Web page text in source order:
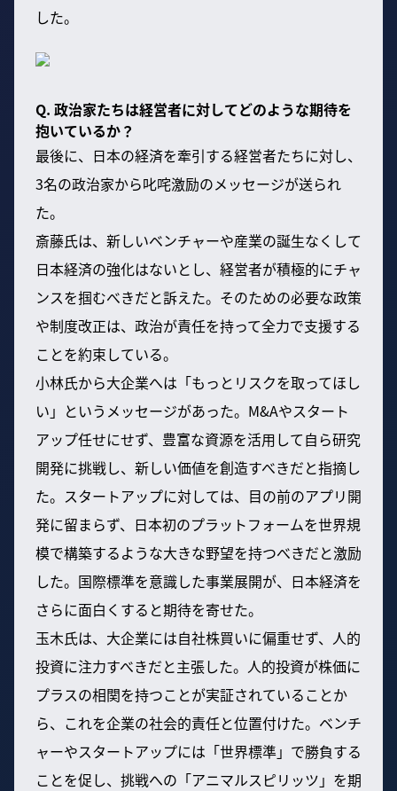
した。
Q. 政治家たちは経営者に対してどのような期待を
抱いているか？
最後に、日本の経済を牽引する経営者たちに対し、
3名の政治家から叱咤激励のメッセージが送られ
た。
斎藤氏は、新しいベンチャーや産業の誕生なくして
日本経済の強化はないとし、経営者が積極的にチャ
ンスを掴むべきだと訴えた。そのための必要な政策
や制度改正は、政治が責任を持って全力で支援する
ことを約束している。
小林氏から大企業へは「もっとリスクを取ってほし
い」というメッセージがあった。M&Aやスタート
アップ任せにせず、豊富な資源を活用して自ら研究
開発に挑戦し、新しい価値を創造すべきだと指摘し
た。スタートアップに対しては、目の前のアプリ開
発に留まらず、日本初のプラットフォームを世界規
模で構築するような大きな野望を持つべきだと激励
した。国際標準を意識した事業展開が、日本経済を
さらに面白くすると期待を寄せた。
玉木氏は、大企業には自社株買いに偏重せず、人的
投資に注力すべきだと主張した。人的投資が株価に
プラスの相関を持つことが実証されていることか
ら、これを企業の社会的責任と位置付けた。ベンチ
ャーやスタートアップには「世界標準」で勝負する
ことを促し、挑戦への「アニマルスピリッツ」を期